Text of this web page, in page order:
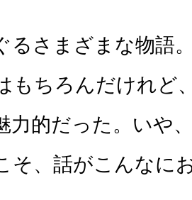
るさまざまな物語
もちろんだけれど
力的だった。いや
そ、話がこんなに